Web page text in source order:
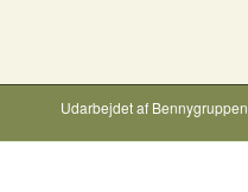
Udarbejdet af Bennygruppen